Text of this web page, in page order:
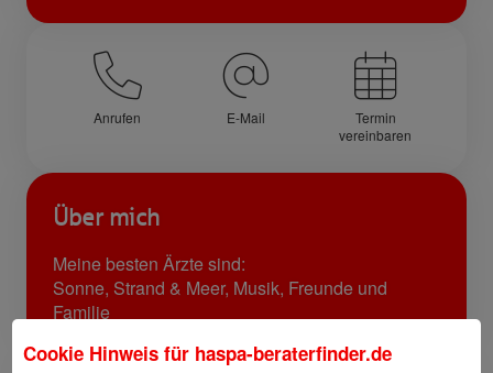
Anrufen E-Mail
Termin
vereinbaren
Über mich
Meine besten Ärzte sind:
Sonne, Strand & Meer, Musik, Freunde und
Familie
Cookie Hinweis für haspa-beraterfinder.de